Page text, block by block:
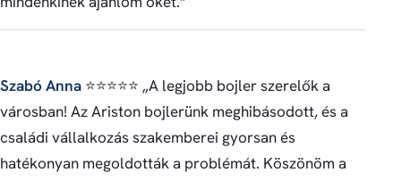
Szabó Anna ⭐⭐⭐⭐⭐ „A legjobb bojler szerelők a
városban! Az Ariston bojlerünk meghibásodott, és a
családi vállalkozás szakemberei gyorsan és
hatékonyan megoldották a problémát. Köszönöm a